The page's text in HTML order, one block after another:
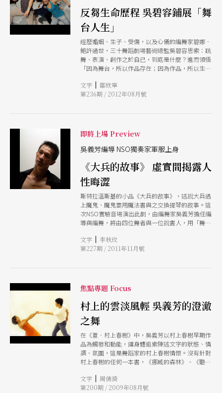
反芻生命歷程 吳碧容鋪展「舞
台人生」
經歷婚姻、生子、受傷，以及心儀的編舞家碧娜．
鮑許過世，三十舞蹈劇場藝術總監吳碧容思索：跳
舞、表演、創作之於自己，到底是什麼？進而領悟
「因為舞台，所以作品存在；因為作品，所以生命
台》搬演了一場抽象到具象、狹義而廣義的「舞台
人生」。
文字 | 鄒欣寧
第236期 / 2012年08月號
即將上場 Preview
吳義芳編導 NSO獨奏家軍服上身
《大兵的故事》 虛實間揭露人
性晦澀
斯特拉溫斯基的小品《大兵的故事》，述說大兵遇
上魔鬼、魔鬼要用魔法書與之交換提琴的故事。這
次NSO實驗音場演出此劇，由編舞家吳義芳擔任編
導與編舞，將由四位舞者與一位說書人，用「舞
文字 | 李秋玫
第227期 / 2011年11月號
焦點專題 Focus
村上的雲淡風輕 吳義芳的澄澈
之舞
在《夏．村上春樹》中，吳義芳以村上春樹早期作
品為觸發和動能，讓身體追索陳述文字的狀態、情
調、氛圍，這是舞蹈家的村上春樹情懷。沒有針對
村上春樹的任何一本書，《挪威的森林》、《聽風
南．太陽之西》在村上式的氣氛和空氣中，吳義芳
打破、重組原有結構，抽繹「連繫」為主要概念，
文字 | 周倩漪
第200期 / 2009年08月號